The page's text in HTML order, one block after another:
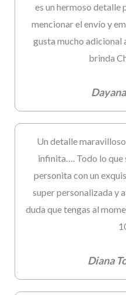
es un hermoso detalle
mencionar el envío y
gusta mucho adicional
brinda
Un detalle
infinita…. Todo lo que
personita con un
super personalizada y
duda que tengas al
Diana